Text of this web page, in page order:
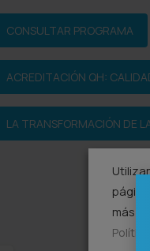
CONSULTAR PROGRAMA
ACREDITACIÓN QH:
LA TRANSFORMACIÓN DE
más